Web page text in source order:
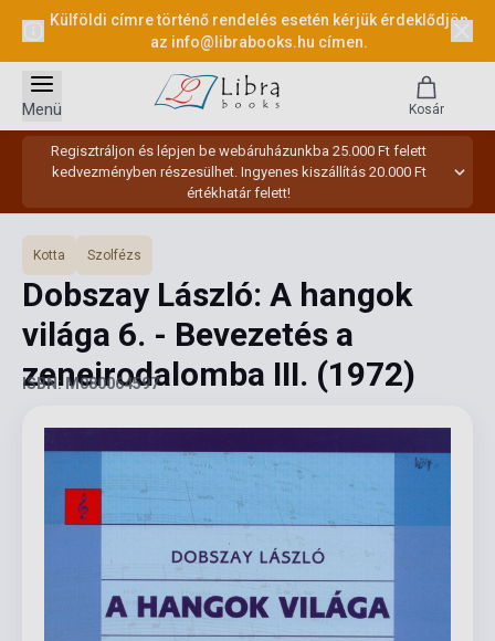
Külföldi címre történő rendelés esetén kérjük érdeklődjön
az info@librabooks.hu címen.
Regisztráljon és lépjen be webáruházunkba 25.000 Ft felett
kedvezményben részesülhet. Ingyenes kiszállítás 20.000 Ft
értékhatár felett!
Menü Kosár
Kotta Szolfézs
Dobszay László: A hangok
világa 6. - Bevezetés a
zeneirodalomba III. (1972)
ISBN: M080064597